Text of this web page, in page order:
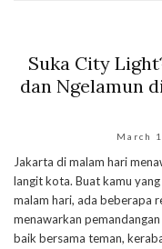
Suka City
dan Ngelamun
March
Jakarta di malam hari
langit kota. Buat kamu
malam hari, ada beberapa
menawarkan
baik bersama teman,